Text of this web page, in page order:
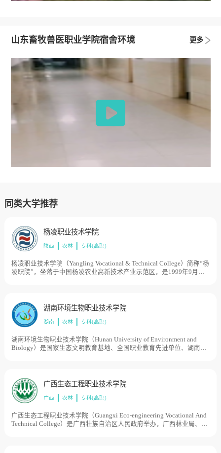
山东畜牧兽医职业学院宿舍环境 更多
同类大学推荐
杨凌职业技术学院
陕西 农林 专科(高职)
杨凌职业技术学院（Yangling Vocational & Technical College）简称“杨
凌职院”，坐落于中国杨凌农业高新技术产业示范区，是1999年9月经
创建的国立西北农林专科学校附设高职，是中国举办职业教育最早的
院校之一，目前学校总体占地面积1630亩。
湖南环境生物职业技术学院
湖南 农林 专科(高职)
湖南环境生物职业技术学院（Hunan University of Environment and
Biology）是国家生态文明教育基地、全国职业教育先进单位、湖南省
应高等职业教育发展的需要，经教育部批准由普通高等专科学校改办
为高等职业院校；2001年3月更为现名；2004年6月原衡阳市卫生学校
整体并入该校，该校分辖南北两个校区，占地1208亩。
广西生态工程职业技术学院
广西 农林 专科(高职)
广西生态工程职业技术学院（Guangxi Eco-engineering Vocational And
Technical College）是广西壮族自治区人民政府举办，广西林业局、教